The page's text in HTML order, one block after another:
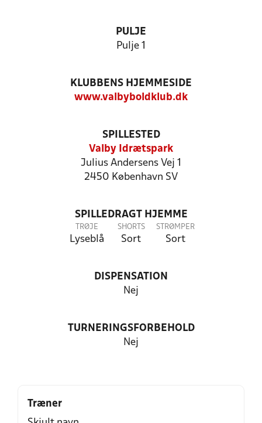
PULJE
Pulje 1
KLUBBENS HJEMMESIDE
www.valbyboldklub.dk
SPILLESTED
Valby Idrætspark
Julius Andersens Vej 1
2450 København SV
SPILLEDRAGT HJEMME
TRØJE
Lyseblå
SHORTS
Sort
STRØMPER
Sort
DISPENSATION
Nej
TURNERINGSFORBEHOLD
Nej
Træner